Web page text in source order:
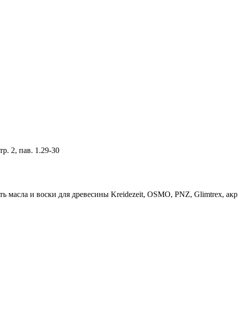
2, пав. 1.29-30
масла и воски для древесины Kreidezeit, OSMO, PNZ, Glimtrex,